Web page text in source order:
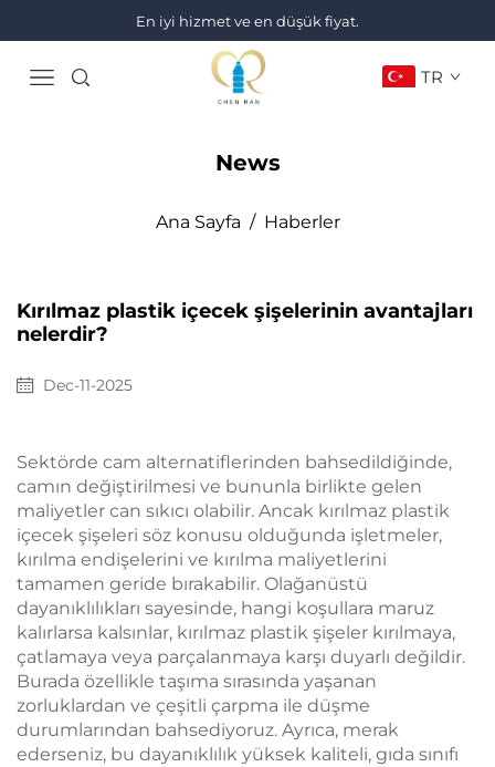
En iyi hizmet ve en düşük fiyat.
TR
Ana Sayfa / Haberler
News
Kırılmaz plastik içecek şişelerinin avantajları
nelerdir?
Dec-11-2025
Sektörde cam alternatiflerinden bahsedildiğinde,
camın değiştirilmesi ve bununla birlikte gelen
maliyetler can sıkıcı olabilir. Ancak kırılmaz plastik
içecek şişeleri söz konusu olduğunda işletmeler,
kırılma endişelerini ve kırılma maliyetlerini
tamamen geride bırakabilir. Olağanüstü
dayanıklılıkları sayesinde, hangi koşullara maruz
kalırlarsa kalsınlar, kırılmaz plastik şişeler kırılmaya,
çatlamaya veya parçalanmaya karşı duyarlı değildir.
Burada özellikle taşıma sırasında yaşanan
zorluklardan ve çeşitli çarpma ile düşme
durumlarından bahsediyoruz. Ayrıca, merak
ederseniz, bu dayanıklılık yüksek kaliteli, gıda sınıfı